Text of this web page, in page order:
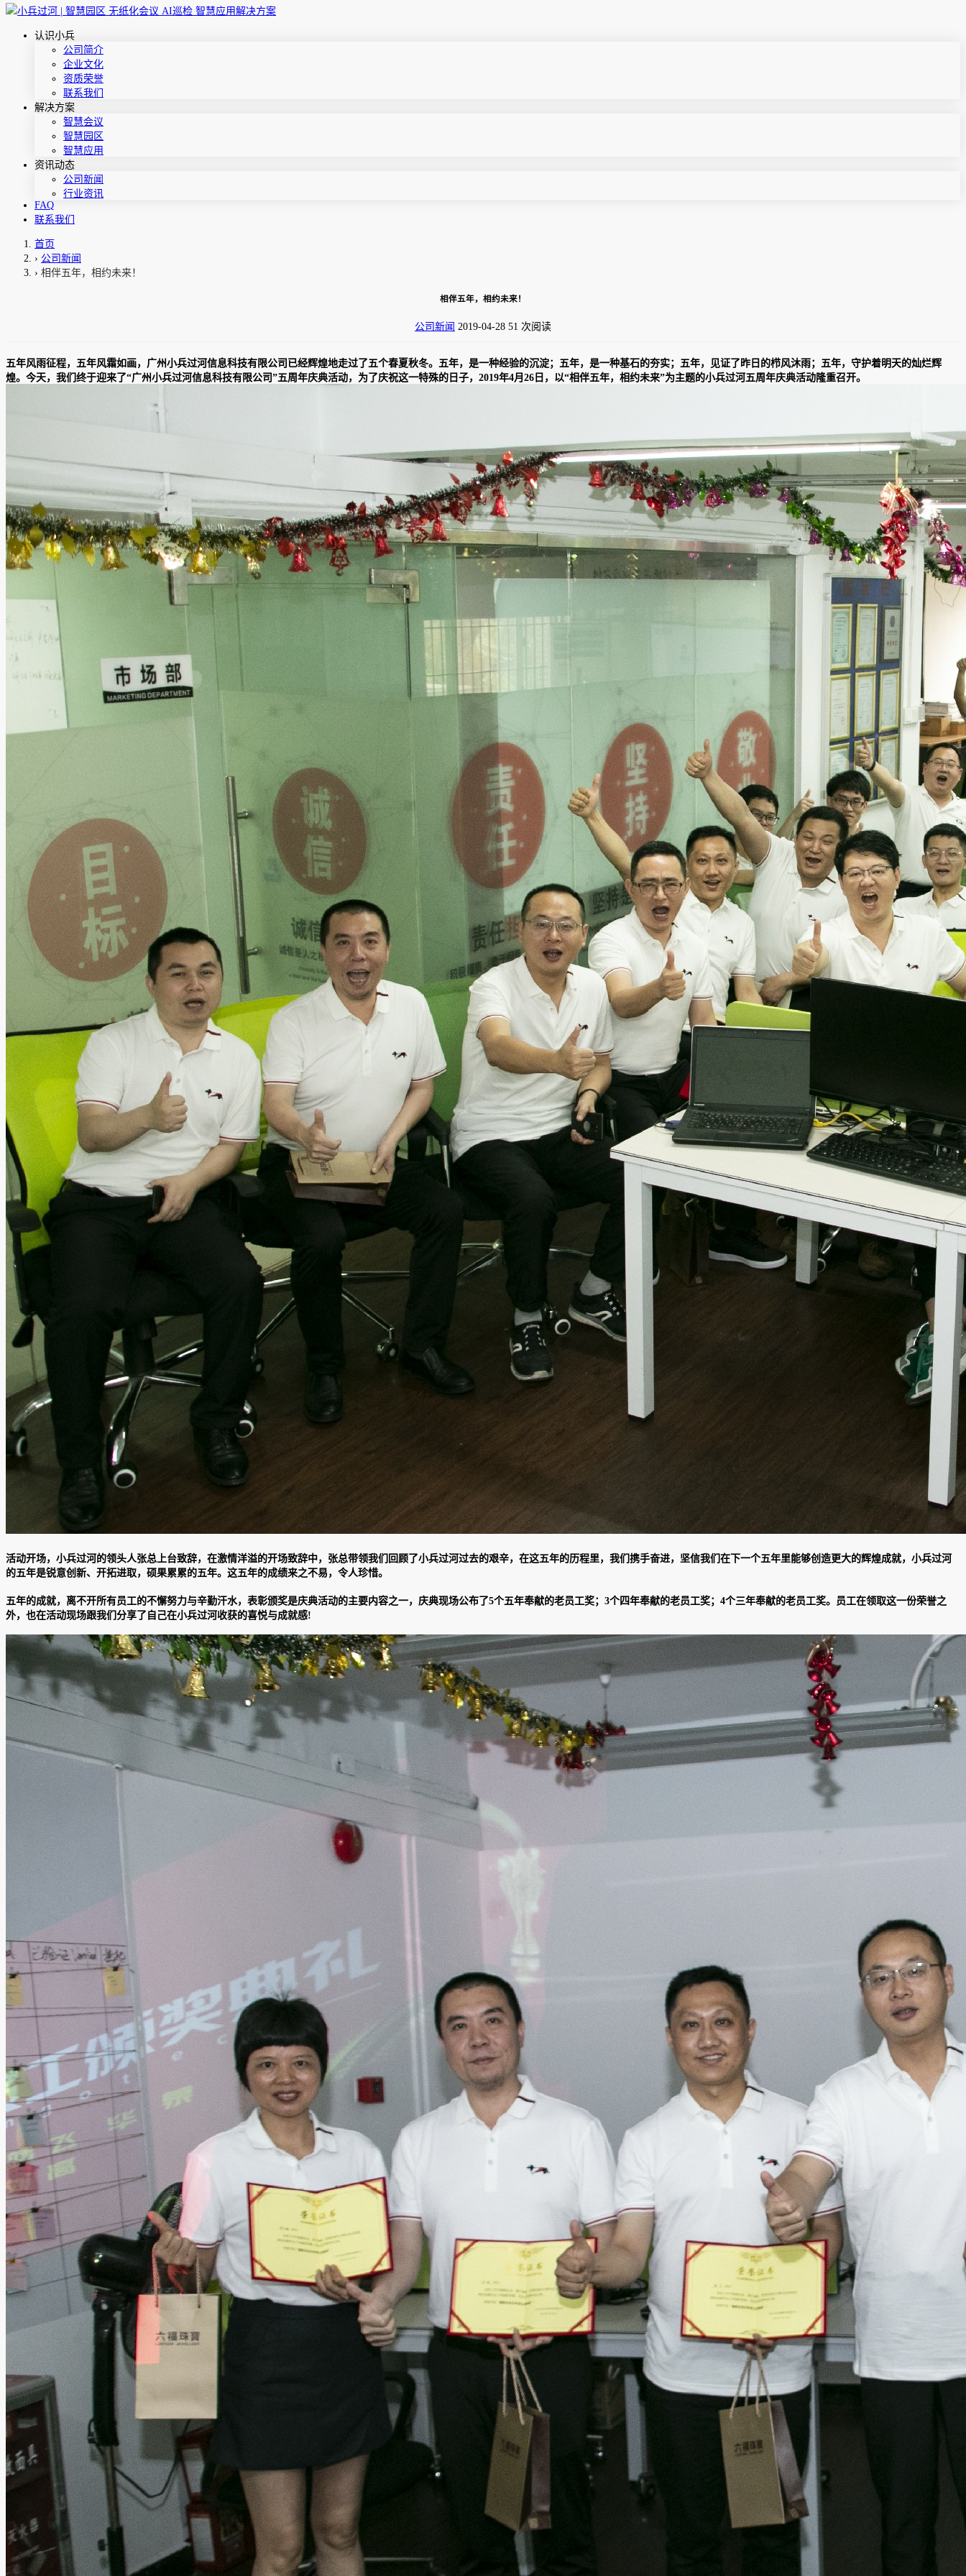
认识小兵
公司简介
企业文化
资质荣誉
联系我们
解决方案
智慧会议
智慧园区
智慧应用
资讯动态
公司新闻
行业资讯
FAQ
联系我们
首页
› 公司新闻
› 相伴五年，相约未来！
相伴五年，相约未来！
公司新闻 2019-04-28 51 次阅读
五年风雨征程，五年风霜如画，广州小兵过河信息科技有限公司已经辉煌地走过了五个春夏秋冬。五年，是一种经验的沉淀；五年，是一种基石的夯实；五年，见证了昨日的栉风沐雨；五年，守护着明天的灿烂辉
煌。今天，我们终于迎来了“广州小兵过河信息科技有限公司”五周年庆典活动，为了庆祝这一特殊的日子，2019年4月26日，以“相伴五年，相约未来”为主题的小兵过河五周年庆典活动隆重召开。
活动开场，小兵过河的领头人张总上台致辞，在激情洋溢的开场致辞中，张总带领我们回顾了小兵过河过去的艰辛，在这五年的历程里，我们携手奋进，坚信我们在下一个五年里能够创造更大的辉煌成就，小兵过河
的五年是锐意创新、开拓进取，硕果累累的五年。这五年的成绩来之不易，令人珍惜。
五年的成就，离不开所有员工的不懈努力与辛勤汗水，表彰颁奖是庆典活动的主要内容之一，庆典现场公布了5个五年奉献的老员工奖；3个四年奉献的老员工奖；4个三年奉献的老员工奖。员工在领取这一份荣誉之
外，也在活动现场跟我们分享了自己在小兵过河收获的喜悦与成就感!